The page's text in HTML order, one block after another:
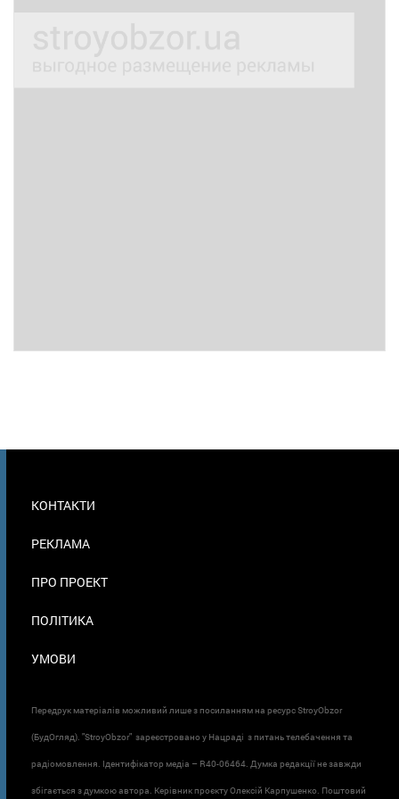
В
КОНТАКТИ
РЕКЛАМА
ПРО ПРОЕКТ
ПОЛІТИКА
УМОВИ
Передрук матеріалів можливий лише з посиланням на ресурс StroyObzor
(БудОгляд). "StroyObzor" зареєстровано у Нацраді з питань телебачення та
радіомовлення. Ідентифікатор медіа – R40-06464. Думка редакції не завжди
збігається з думкою автора. Керівник проєкту Олексій Карпушенко. Поштовий